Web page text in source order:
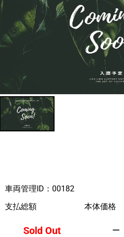
車両管理ID：00182
支払総額
Sold Out
本体価格
ー